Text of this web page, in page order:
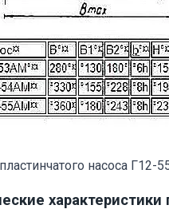
насоса